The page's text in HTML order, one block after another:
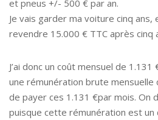
et pneus +/- 500 € par an.
Je vais garder ma voiture cinq
revendre 15.000 € TTC après cinq
J’ai donc un coût mensuel de
une rémunération brute
de payer ces 1.131 €par mois. On
puisque cette rémunération est un